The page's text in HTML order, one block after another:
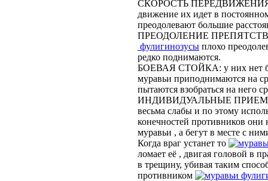
СКОРОСТЬ ПЕРЕДВИЖЕНИЯ:
движение их идет в
преодолевают большие
ПРЕОДОЛЕНИЕ
фулигинозусы плохо
редко поднимаются.
БОЕВАЯ СТОЙКА: у них нет
муравьи приподнимаются на
пытаются взобраться на него
ИНДИВИДУАЛЬНЫЕ
весьма слабы и по этому
конечностей противников они
муравьи , а бегут в месте с
Когда враг устанет то
ломает её , двигая головой в
в трещину, убивая таким
противником